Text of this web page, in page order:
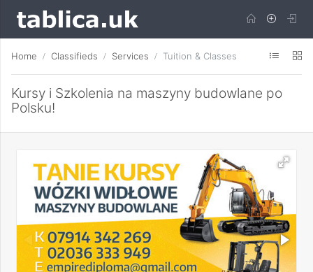
Home Classifieds Services Tuition & Classes
Kursy i Szkolenia na maszyny budowlane po
Polsku!